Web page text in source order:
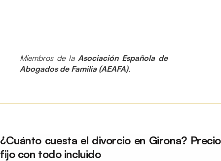
Miembros de la Asociación Española de
Abogados de Familia (AEAFA).
¿Cuánto cuesta el divorcio en Girona? Precio
fijo con todo incluido